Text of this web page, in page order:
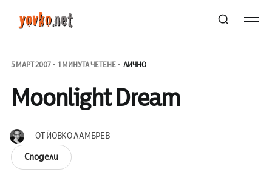
5 МАРТ 2007 1 МИНУТА ЧЕТЕНЕ ЛИЧНО
Moonlight Dream
ОТЙОВКО ЛАМБРЕВ
Сподели